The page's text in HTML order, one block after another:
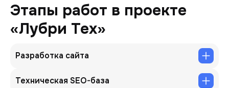
Этапы работ в проекте
«Лубри Тех»
Разработка сайта
Техническая SEO-база